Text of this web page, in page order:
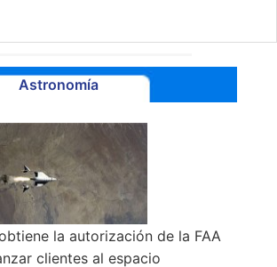
Astronomía
la autorización de la FAA
clientes al espacio